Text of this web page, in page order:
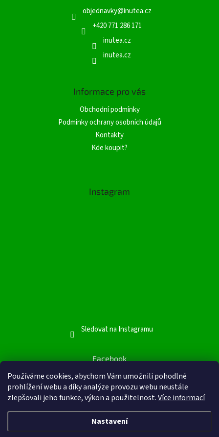
Používáme cookies, abychom Vám umožnili pohodlné
prohlížení webu a díky analýze provozu webu neustále
zlepšovali jeho funkce, výkon a použitelnost.Více informací
Nastavení
objednavky@inutea.cz
+420 771 286 171
inutea.cz
inutea.cz
Informace pro vás
Obchodní podmínky
Podmínky ochrany osobních údajů
Kontakty
Kde koupit?
Instagram
Sledovat na Instagramu
Facebook
Facebook
Vytvořil Shoptet